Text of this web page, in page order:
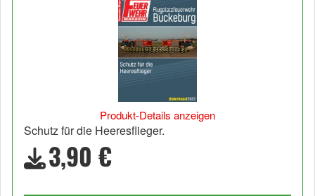
Produkt-Details anzeigen
Schutz für die Heeresflieger.
3,90 €